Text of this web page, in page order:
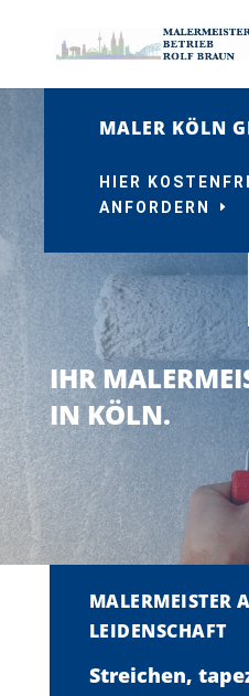
MALER KÖLN
HIER
ANFORDERN
IHR
IN KÖLN.
MALERMEISTER
LEIDENSCHAFT
Streichen,